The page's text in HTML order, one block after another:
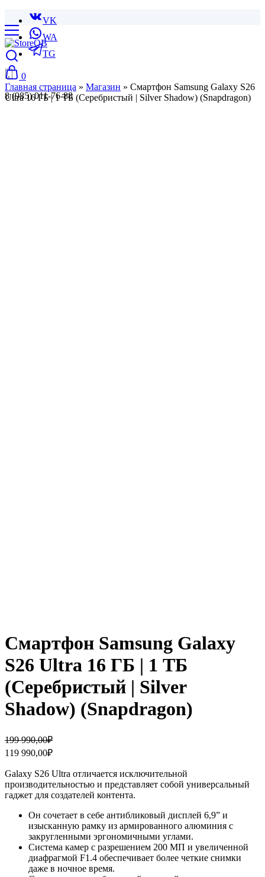
VK
WA
TG
8 (985) 011-76-88
0
Главная страница » Магазин » Смартфон Samsung Galaxy S26
Ultra 16 ГБ | 1 ТБ (Серебристый | Silver Shadow) (Snapdragon)
Смартфон Samsung Galaxy
S26 Ultra 16 ГБ | 1 ТБ
(Серебристый | Silver
Shadow) (Snapdragon)
199 990,00₽
Первоначальная
цена
составляла
199
990,00₽.
119 990,00₽
Текущая
цена:
119
990,00₽.
Galaxy S26 Ultra отличается исключительной
производительностью и представляет собой универсальный
гаджет для создателей контента.
Он сочетает в себе антибликовый дисплей 6,9” и
изысканную рамку из армированного алюминия с
закругленными эргономичными углами.
Система камер с разрешением 200 МП и увеличенной
диафрагмой F1.4 обеспечивает более четкие снимки
даже в ночное время.